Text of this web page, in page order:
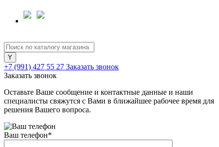
+7 (991) 427 55 27 Заказать звонок
Заказать звонок
Оставьте Ваше сообщение и контактные данные и наши
специалисты свяжутся с Вами в ближайшее рабочее время для
решения Вашего вопроса.
Ваш телефон*